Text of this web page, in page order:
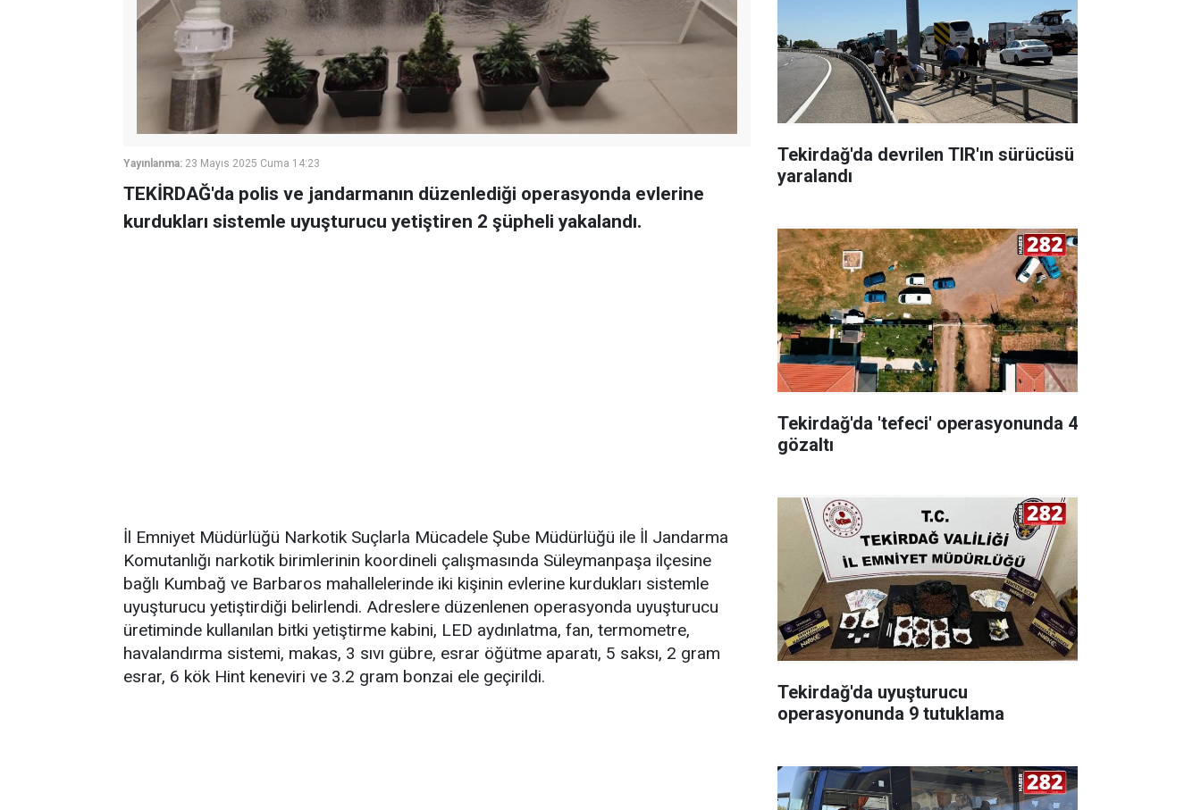
Yayınlanma: 23 Mayıs 2025 Cuma 14:23
TEKİRDAĞ'da polis ve jandarmanın düzenlediği operasyonda evlerine
kurdukları sistemle uyuşturucu yetiştiren 2 şüpheli yakalandı.
İl Emniyet Müdürlüğü Narkotik Suçlarla Mücadele Şube Müdürlüğü ile İl Jandarma
Komutanlığı narkotik birimlerinin koordineli çalışmasında Süleymanpaşa ilçesine
bağlı Kumbağ ve Barbaros mahallelerinde iki kişinin evlerine kurdukları sistemle
uyuşturucu yetiştirdiği belirlendi. Adreslere düzenlenen operasyonda uyuşturucu
üretiminde kullanılan bitki yetiştirme kabini, LED aydınlatma, fan, termometre,
havalandırma sistemi, makas, 3 sıvı gübre, esrar öğütme aparatı, 5 saksı, 2 gram
esrar, 6 kök Hint keneviri ve 3.2 gram bonzai ele geçirildi.
Tekirdağ'da devrilen TIR'ın sürücüsü
yaralandı
Tekirdağ'da 'tefeci' operasyonunda 4
gözaltı
Tekirdağ'da uyuşturucu
operasyonunda 9 tutuklama